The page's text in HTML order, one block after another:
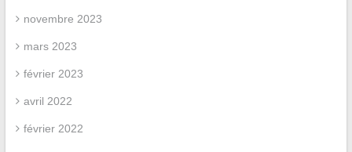
novembre 2023
mars 2023
février 2023
avril 2022
février 2022